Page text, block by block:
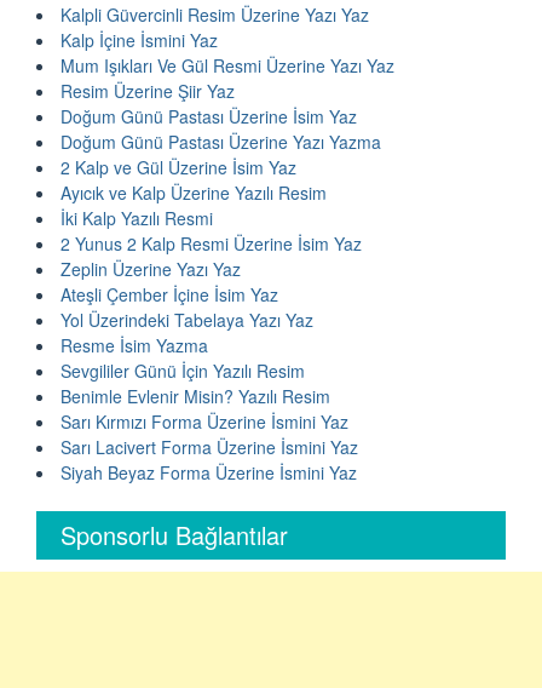
Kalpli Güvercinli Resim Üzerine Yazı Yaz
Kalp İçine İsmini Yaz
Mum Işıkları Ve Gül Resmi Üzerine Yazı Yaz
Resim Üzerine Şiir Yaz
Doğum Günü Pastası Üzerine İsim Yaz
Doğum Günü Pastası Üzerine Yazı Yazma
2 Kalp ve Gül Üzerine İsim Yaz
Ayıcık ve Kalp Üzerine Yazılı Resim
İki Kalp Yazılı Resmi
2 Yunus 2 Kalp Resmi Üzerine İsim Yaz
Zeplin Üzerine Yazı Yaz
Ateşli Çember İçine İsim Yaz
Yol Üzerindeki Tabelaya Yazı Yaz
Resme İsim Yazma
Sevgililer Günü İçin Yazılı Resim
Benimle Evlenir Misin? Yazılı Resim
Sarı Kırmızı Forma Üzerine İsmini Yaz
Sarı Lacivert Forma Üzerine İsmini Yaz
Siyah Beyaz Forma Üzerine İsmini Yaz
Sponsorlu Bağlantılar